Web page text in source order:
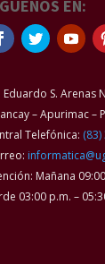
EN:
Eduardo S. Arenas
– Apurimac –
Telefónica:
Mañana
03:00 p.m. –